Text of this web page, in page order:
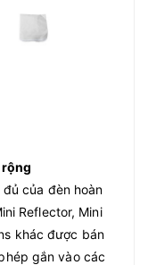
của đèn hoàn
Reflector, Mini
khác được bán
gắn vào các